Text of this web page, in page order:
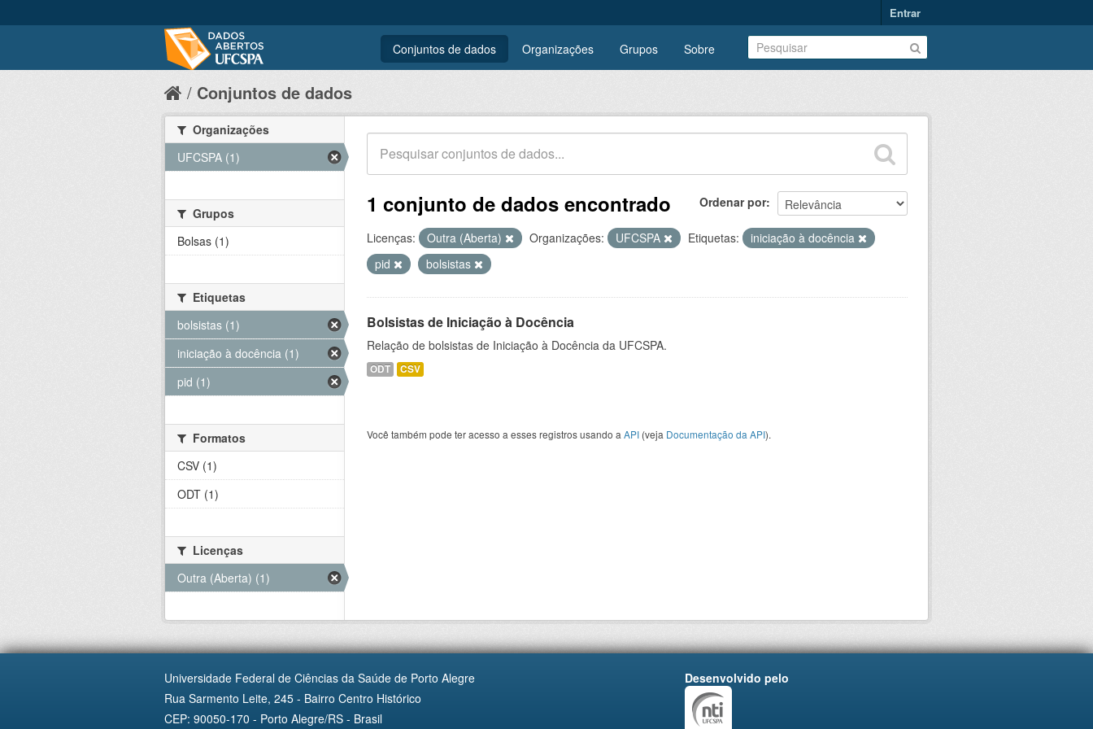
Entrar
Conjuntos de dados Organizações Grupos Sobre
Conjuntos de dados
Ordenar por
1 conjunto de dados encontrado
Licenças: Outra (Aberta) Organizações: UFCSPA Etiquetas:
iniciação à docência
pid
bolsistas
Bolsistas de Iniciação à Docência
Relação de bolsistas de Iniciação à Docência da UFCSPA.
ODT CSV
Você também pode ter acesso a esses registros usando a API (veja Documentação da API).
Organizações
UFCSPA (1)
Grupos
Bolsas (1)
Etiquetas
bolsistas (1)
iniciação à docência (1)
pid (1)
Formatos
CSV (1)
ODT (1)
Licenças
Outra (Aberta) (1)
Universidade Federal de Ciências da Saúde de Porto Alegre
Rua Sarmento Leite, 245 - Bairro Centro Histórico
CEP: 90050-170 - Porto Alegre/RS - Brasil
Desenvolvido pelo